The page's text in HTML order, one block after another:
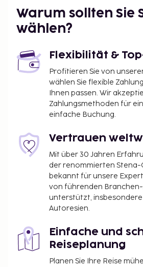
Warum sollten Sie
wählen?
Flexibilität &
Profitieren Sie von
wählen Sie flexible
Ihnen passen. Wir
Zahlungsmethoden für
einfache Buchung.
Vertrauen
Mit über 30 Jahren
der renommierten Stena-
bekannt für unsere
von führenden
unterstützt, insbesondere
Autoresien.
Einfache und
Reiseplanung
Planen Sie Ihre Reise